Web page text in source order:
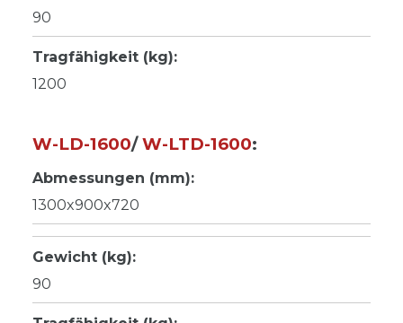
90
Tragfähigkeit (kg):
1200
W-LD-1600/W-LTD-1600:
Abmessungen (mm):
1300x900x720
Gewicht (kg):
90